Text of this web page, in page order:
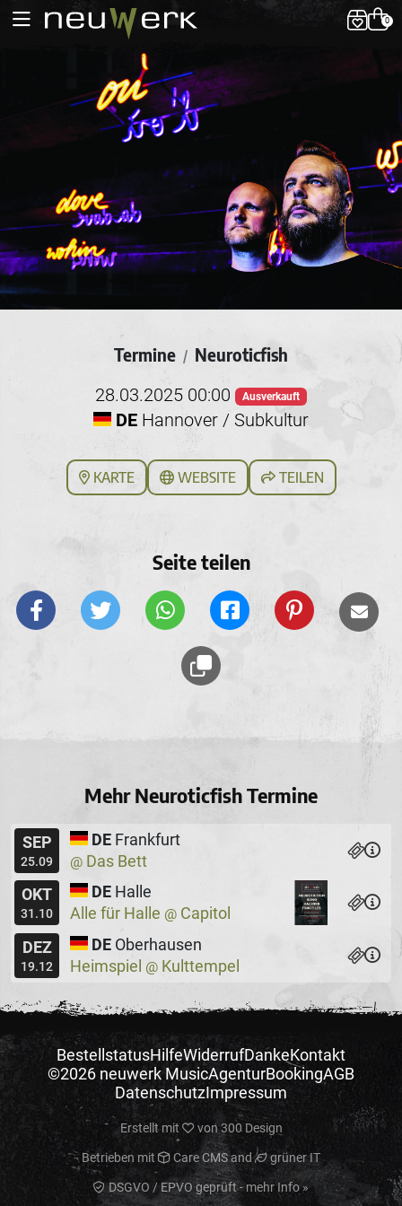
0
Termine / Neuroticfish
28.03.2025 00:00 Ausverkauft
DEHannover / Subkultur
KARTE WEBSITE TEILEN
Seite teilen
Mehr Neuroticfish Termine
SEP
25.09
DE Frankfurt
@ Das Bett
OKT
31.10
DE Halle
Alle für Halle @ Capitol
DEZ
19.12
DE Oberhausen
Heimspiel @ Kulttempel
BestellstatusHilfeWiderrufDankeKontakt
©2026 neuwerk MusicAgenturBookingAGB
DatenschutzImpressum
Erstellt mit von300 Design
Betrieben mit Care CMSand grüner IT
DSGVO / EPVO geprüft - mehr Info »